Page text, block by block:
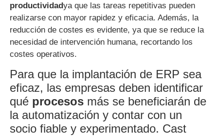
productividadya que las tareas repetitivas pueden
realizarse con mayor rapidez y eficacia. Además, la
reducción de costes es evidente, ya que se reduce la
necesidad de intervención humana, recortando los
costes operativos.
Para que la implantación de ERP sea
eficaz, las empresas deben identificar
qué procesos más se beneficiarán de
la automatización y contar con un
socio fiable y experimentado. Cast